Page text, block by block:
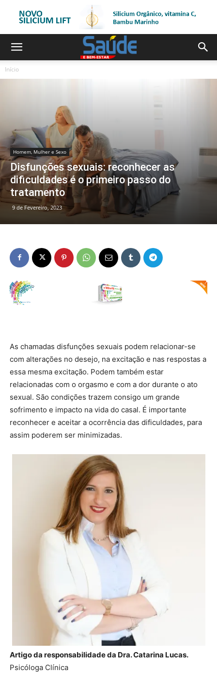
Início
Homem, Mulher e Sexo
Disfunções sexuais: reconhecer as
dificuldades é o primeiro passo do
tratamento
9 de Fevereiro, 2023
As chamadas disfunções sexuais podem relacionar-se
com alterações no desejo, na excitação e nas respostas a
essa mesma excitação. Podem também estar
relacionadas com o orgasmo e com a dor durante o ato
sexual. São condições trazem consigo um grande
sofrimento e impacto na vida do casal. É importante
reconhecer e aceitar a ocorrência das dificuldades, para
assim poderem ser minimizadas.
Artigo da responsabilidade da Dra. Catarina Lucas.
Psicóloga Clínica